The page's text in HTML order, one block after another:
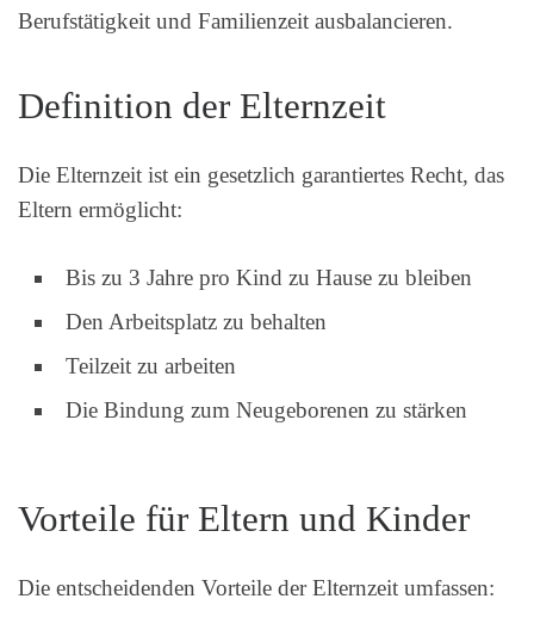
Berufstätigkeit und Familienzeit ausbalancieren.
Definition der Elternzeit
Die Elternzeit ist ein gesetzlich garantiertes Recht, das
Eltern ermöglicht:
Bis zu 3 Jahre pro Kind zu Hause zu bleiben
Den Arbeitsplatz zu behalten
Teilzeit zu arbeiten
Die Bindung zum Neugeborenen zu stärken
Vorteile für Eltern und Kinder
Die entscheidenden Vorteile der Elternzeit umfassen: